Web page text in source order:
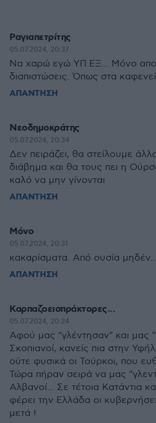
Ραγιαπετρίτης
05.07.2024, 20:37
Να χαρώ εγώ ΥΠ.ΕΞ... Μόνο
διαπιστώσεις. Όπως στα
ΑΠΑΝΤΗΣΗ
Νεοδημοκράτης
05.07.2024, 20:34
Δεν πειράζει, θα στείλουμε
διάβημα και θα τους πει η
καλό να μην γίνονται
ΑΠΑΝΤΗΣΗ
Μόνο
05.07.2024, 20:31
κακαρίσματα. Από ουσία μηδέν...
ΑΠΑΝΤΗΣΗ
Καρπαζοεισπράκτορες...
05.07.2024, 20:24
Αφού μας "γλέντησαν" και μας
Σκοπιανοί, κανείς πια στην
ούτε φυσικά οι Τούρκοι, που
Τώρα πήραν σειρά να μας
Αλβανοί... Σε τέτοια Κατάντια
φέρει την Ελλάδα οι
μετά !